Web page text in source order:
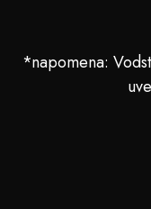
*napomena: